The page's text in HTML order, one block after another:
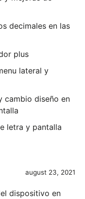
decimales en las
plus
lateral y
cambio diseño en
letra y pantalla
august 23, 2021
dispositivo en